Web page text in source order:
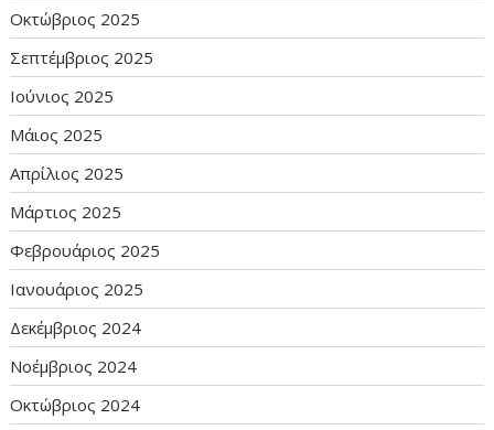
Οκτώβριος 2025
Σεπτέμβριος 2025
Ιούνιος 2025
Μάιος 2025
Απρίλιος 2025
Μάρτιος 2025
Φεβρουάριος 2025
Ιανουάριος 2025
Δεκέμβριος 2024
Νοέμβριος 2024
Οκτώβριος 2024